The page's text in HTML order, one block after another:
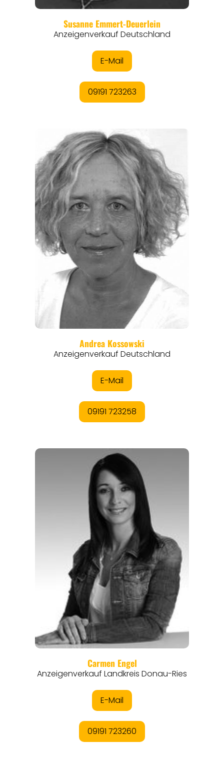
REGIONEN
ORTE
EVENTS
REISEFÜHRER
REISEMAGAZINE
THEMEN
ANGEBOTE